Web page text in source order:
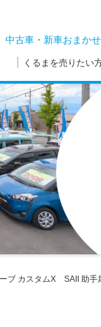
中古車・新車おまかせ
くるまを売りたい
ブ カスタムX SAII 助手